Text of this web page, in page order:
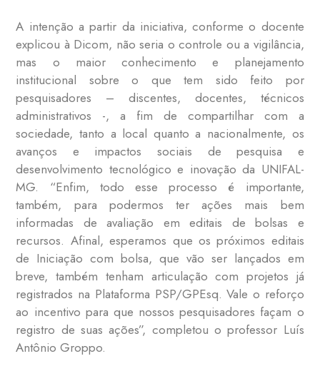
A intenção a partir da iniciativa, conforme o docente
explicou à Dicom, não seria o controle ou a vigilância,
mas o maior conhecimento e planejamento
institucional sobre o que tem sido feito por
pesquisadores – discentes, docentes, técnicos
administrativos -, a fim de compartilhar com a
sociedade, tanto a local quanto a nacionalmente, os
avanços e impactos sociais de pesquisa e
desenvolvimento tecnológico e inovação da UNIFAL-
MG. “Enfim, todo esse processo é importante,
também, para podermos ter ações mais bem
informadas de avaliação em editais de bolsas e
recursos. Afinal, esperamos que os próximos editais
de Iniciação com bolsa, que vão ser lançados em
breve, também tenham articulação com projetos já
registrados na Plataforma PSP/GPEsq. Vale o reforço
ao incentivo para que nossos pesquisadores façam o
registro de suas ações”, completou o professor Luís
Antônio Groppo.